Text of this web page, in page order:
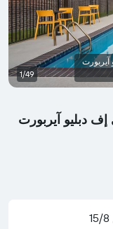
إف دبليو آيربورت
آيربورت
1/49